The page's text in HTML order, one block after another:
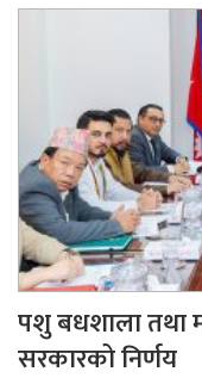
पशु बधशाला तथा
सरकारको निर्णय